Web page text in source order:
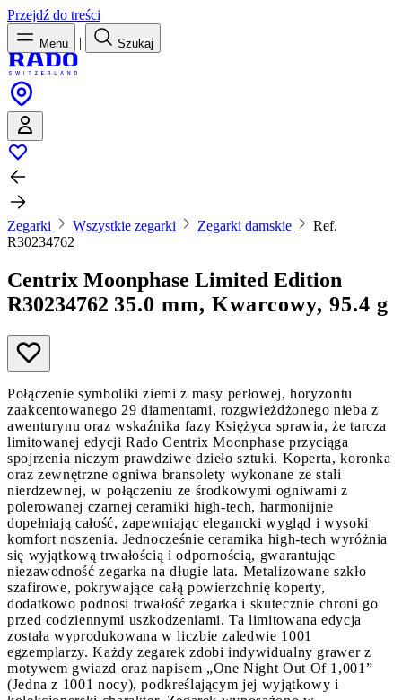
Przejdź do treści
Menu | Szukaj
Zegarki Wszystkie zegarki Zegarki damskie
Ref.
R30234762
Centrix Moonphase Limited Edition
R30234762 35.0 mm, Kwarcowy, 95.4 g
Połączenie symboliki ziemi z masy perłowej, horyzontu
zaakcentowanego 29 diamentami, rozgwieżdżonego nieba z
awenturynu oraz wskaźnika fazy Księżyca sprawia, że tarcza
limitowanej edycji Rado Centrix Moonphase przyciąga
spojrzenia niczym prawdziwe dzieło sztuki. Koperta, koronka
oraz zewnętrzne ogniwa bransolety wykonane ze stali
nierdzewnej, w połączeniu ze środkowymi ogniwami z
polerowanej czarnej ceramiki high-tech, harmonijnie
dopełniają całość, zapewniając elegancki wygląd i wysoki
komfort noszenia. Jednocześnie ceramika high-tech wyróżnia
się wyjątkową trwałością i odpornością, gwarantując
niezawodność zegarka na długie lata. Metalizowane szkło
szafirowe, pokrywające całą powierzchnię koperty,
dodatkowo podnosi trwałość zegarka i skutecznie chroni go
przed codziennymi uszkodzeniami. Ta limitowana edycja
została wyprodukowana w liczbie zaledwie 1001
egzemplarzy. Każdy zegarek zdobi indywidualny grawer z
motywem gwiazd oraz napisem „One Night Out Of 1,001”
(Jedna z 1001 nocy), podkreślającym jej wyjątkowy i